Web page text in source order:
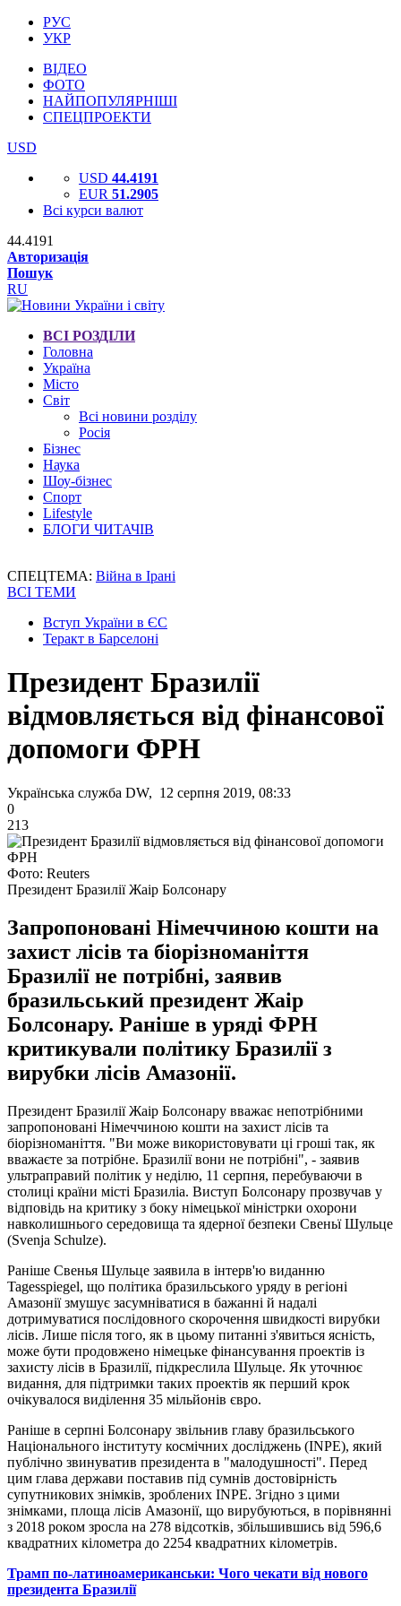
РУС
УКР
ВІДЕО
ФОТО
НАЙПОПУЛЯРНІШІ
СПЕЦПРОЕКТИ
USD
USD 44.4191
EUR 51.2905
Всі курси валют
44.4191
Авторизація
Пошук
RU
ВСІ РОЗДІЛИ
Головна
Україна
Місто
Світ
Всі новини розділу
Росія
Бізнес
Наука
Шоу-бізнес
Спорт
Lifestyle
БЛОГИ ЧИТАЧІВ
СПЕЦТЕМА: Війна в Ірані
ВСІ ТЕМИ
Вступ України в ЄС
Теракт в Барселоні
Президент Бразилії
відмовляється від фінансової
допомоги ФРН
Українська служба DW, 12 серпня 2019, 08:33
0
213
Фото: Reuters
Президент Бразилії Жаір Болсонару
Запропоновані Німеччиною кошти на
захист лісів та біорізноманіття
Бразилії не потрібні, заявив
бразильський президент Жаір
Болсонару. Раніше в уряді ФРН
критикували політику Бразилії з
вирубки лісів Амазонії.
Президент Бразилії Жаір Болсонару вважає непотрібними
запропоновані Німеччиною кошти на захист лісів та
біорізноманіття. "Ви може використовувати ці гроші так, як
вважаєте за потрібне. Бразилії вони не потрібні", - заявив
ультраправий політик у неділю, 11 серпня, перебуваючи в
столиці країни місті Бразиліа. Виступ Болсонару прозвучав у
відповідь на критику з боку німецької міністрки охорони
навколишнього середовища та ядерної безпеки Свеньї Шульце
(Svenja Schulze).
Раніше Свенья Шульце заявила в інтерв'ю виданню
Tagesspiegel, що політика бразильського уряду в регіоні
Амазонії змушує засумніватися в бажанні й надалі
дотримуватися послідовного скорочення швидкості вирубки
лісів. Лише після того, як в цьому питанні з'явиться ясність,
може бути продовжено німецьке фінансування проектів із
захисту лісів в Бразилії, підкреслила Шульце. Як уточнює
видання, для підтримки таких проектів як перший крок
очікувалося виділення 35 мільйонів євро.
Раніше в серпні Болсонару звільнив главу бразильського
Національного інституту космічних досліджень (INPE), який
публічно звинуватив президента в "малодушності". Перед
цим глава держави поставив під сумнів достовірність
супутникових знімків, зроблених INPE. Згідно з цими
знімками, площа лісів Амазонії, що вирубуються, в порівнянні
з 2018 роком зросла на 278 відсотків, збільшившись від 596,6
квадратних кілометра до 2254 квадратних кілометрів.
Трамп по-латиноамериканськи: Чого чекати від нового
президента Бразилії